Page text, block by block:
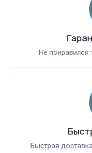
Не понравился
Быстрая